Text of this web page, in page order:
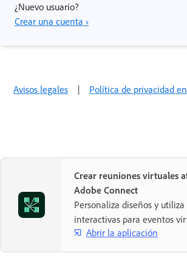
¿Nuevo usuario?
Crear una cuenta ›
Avisos legales | Política de privacidad
Crear reuniones virtuales
Adobe Connect
Personaliza diseños y
interactivas para eventos
Abrir la aplicación